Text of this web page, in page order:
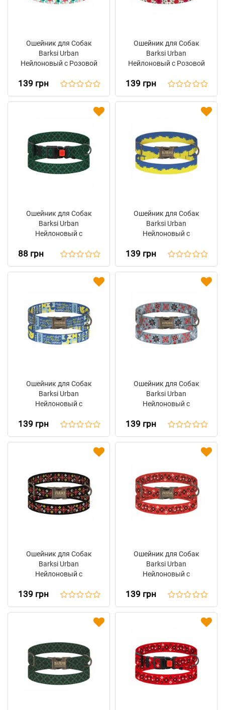
Ошейник для Собак
Barksi Urban
Нейлоновый с Розовой
Пряжкой Цветы
139 грн
Ошейник для Собак
Barksi Urban
Нейлоновый с Розовой
Пряжкой Цветы
139 грн
Ошейник для Собак
Barksi Urban
Нейлоновый с
Вышиванка Зеленая
88 грн
Ошейник для Собак
Barksi Urban
Нейлоновый с
Пряжкой Antiq Прапор
139 грн
Ошейник для Собак
Barksi Urban
Нейлоновый с
Пряжкой Antiq Мрія
139 грн
Ошейник для Собак
Barksi Urban
Нейлоновый с
Пряжкой Antiq Калина
139 грн
Ошейник для Собак
Barksi Urban
Нейлоновый с
Пряжкой Antiq
139 грн
Ошейник для Собак
Barksi Urban
Нейлоновый с
Пряжкой Antiq
139 грн